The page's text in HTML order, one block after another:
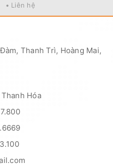
• Liên hệ
Thanh Trì, Hoàng Mai,
Hóa